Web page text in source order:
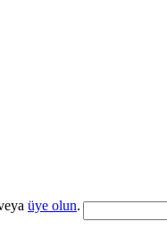
üye olun.